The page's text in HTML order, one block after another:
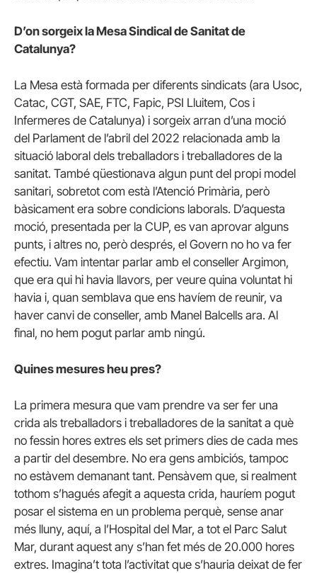
D’on sorgeix la Mesa Sindical de Sanitat de
Catalunya?
La Mesa està formada per diferents sindicats (ara Usoc,
Catac, CGT, SAE, FTC, Fapic, PSI Lluitem, Cos i
Infermeres de Catalunya) i sorgeix arran d’una moció
del Parlament de l’abril del 2022 relacionada amb la
situació laboral dels treballadors i treballadores de la
sanitat. També qüestionava algun punt del propi model
sanitari, sobretot com està l’Atenció Primària, però
bàsicament era sobre condicions laborals. D’aquesta
moció, presentada per la CUP, es van aprovar alguns
punts, i altres no, però després, el Govern no ho va fer
efectiu. Vam intentar parlar amb el conseller Argimon,
que era qui hi havia llavors, per veure quina voluntat hi
havia i, quan semblava que ens havíem de reunir, va
haver canvi de conseller, amb Manel Balcells ara. Al
final, no hem pogut parlar amb ningú.
Quines mesures heu pres?
La primera mesura que vam prendre va ser fer una
crida als treballadors i treballadores de la sanitat a què
no fessin hores extres els set primers dies de cada mes
a partir del desembre. No era gens ambiciós, tampoc
no estàvem demanant tant. Pensàvem que, si realment
tothom s’hagués afegit a aquesta crida, hauríem pogut
posar el sistema en un problema perquè, sense anar
més lluny, aquí, a l’Hospital del Mar, a tot el Parc Salut
Mar, durant aquest any s’han fet més de 20.000 hores
extres. Imagina’t tota l’activitat que s’hauria deixat de fer